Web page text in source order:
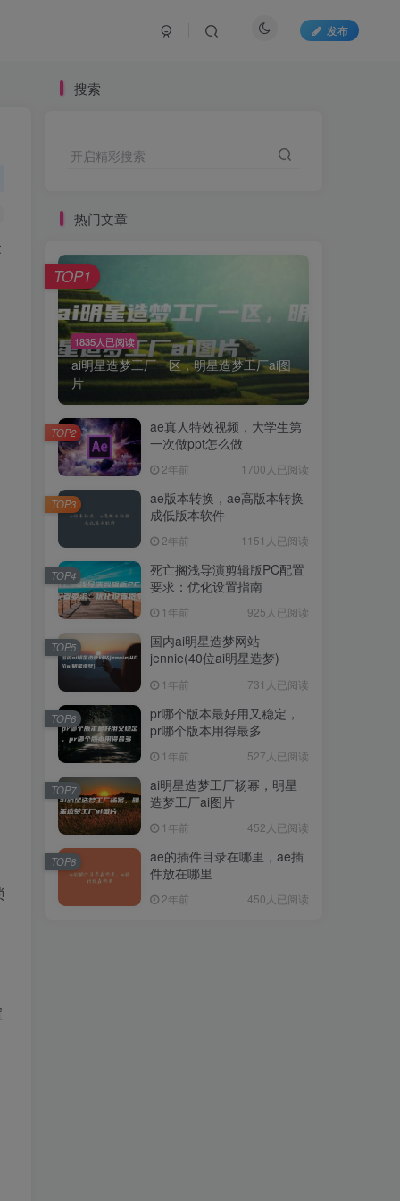
发布
搜索
开启精彩搜索
热门文章
1835人已阅读
ai明星造梦工厂一区，明星造梦工厂ai图
片
TOP1
ae真人特效视频，大学生第
一次做ppt怎么做
2年前 1700人已阅读
TOP2
ae版本转换，ae高版本转换
成低版本软件
2年前 1151人已阅读
TOP3
死亡搁浅导演剪辑版PC配置
要求：优化设置指南
1年前 925人已阅读
TOP4
国内ai明星造梦网站
jennie(40位ai明星造梦)
1年前 731人已阅读
TOP5
pr哪个版本最好用又稳定，
pr哪个版本用得最多
1年前 527人已阅读
TOP6
ai明星造梦工厂杨幂，明星
造梦工厂ai图片
1年前 452人已阅读
TOP7
ae的插件目录在哪里，ae插
件放在哪里
2年前 450人已阅读
TOP8